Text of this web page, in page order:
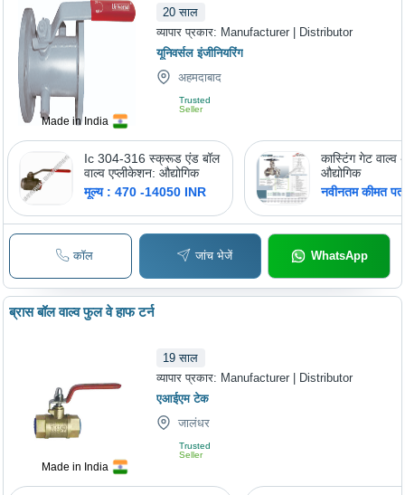
Made in India
20 साल
व्यापार प्रकार: Manufacturer | Distributor
यूनिवर्सल इंजीनियरिंग
अहमदाबाद
Trusted
Seller
Ic 304-316 स्क्रूड एंड बॉल
वाल्व एप्लीकेशन: औद्योगिक
मूल्य : 470 -14050 INR
कास्टिंग गेट वाल्व
औद्योगिक
नवीनतम कीमत
कॉल जांच भेजें WhatsApp
Made in India
ब्रास बॉल वाल्व फुल वे हाफ टर्न
19 साल
व्यापार प्रकार: Manufacturer | Distributor
एआईएम टेक
जालंधर
Trusted
Seller